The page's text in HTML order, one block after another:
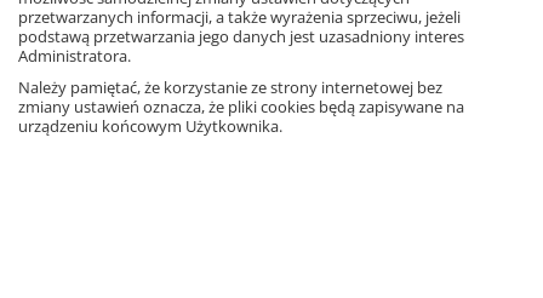
błyskawiczne przygotowywanie, zapisywanie oraz
drukowanie kart pracy, kartkówek, klasówek i przekrojowych
prac zaliczeniowych.
Pracuj zKompozytorem
Dowiedz się więcej
przetwarzanych informacji, a także wyrażenia sprzeciwu, jeżeli
podstawą przetwarzania jego danych jest uzasadniony interes
Administratora.
Należy pamiętać, że korzystanie ze strony internetowej bez
zmiany ustawień oznacza, że pliki cookies będą zapisywane na
urządzeniu końcowym Użytkownika.